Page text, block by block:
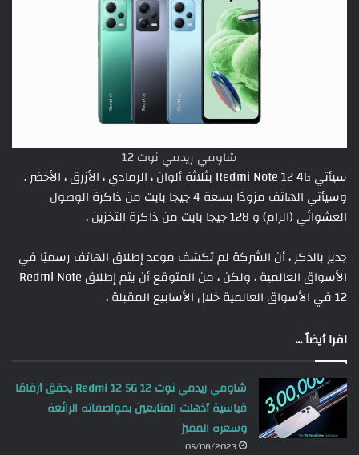
شاومي ريدمي نوت 12
سيأتي Redmi Note 12 4G بثلاثة ألوان ، الرمادي ، الأزرق ، الأخضر .
وسيأتي الهاتف مزودًا بسعة 4 جيجا بايت من ذاكرة الوصول
العشوائي (الرام) و 128 جيجا بايت من ذاكرة التخزين .
جدير بالذكر ، أن الشركة لم تكشف موعد إطلاق الهاتف رسميًا في
الأسواق العالمية . ولكن ، من المتوقع أن يتم إطلاق Redmi Note
12 في الأسواق العالمية خلال الأسابيع المقبلة .
اقرا أيضاً ...
شاومي ريدمي نوت 12 Redmi 12 5G يحقق أرقامًا
قياسية أذهلت المتابعين بمواصفاته الرائعة
وسعره المميز
05/08/2023